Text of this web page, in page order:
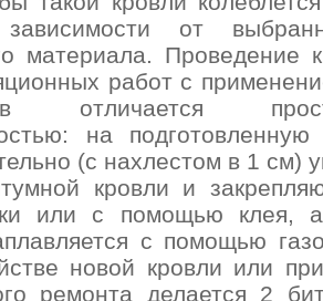
от
материала. Проведение
работ с
отличается
на подготовленную
(с нахлестом в 1 см)
кровли и
или с помощью клея,
с помощью
новой кровли или
ремонта делается 2